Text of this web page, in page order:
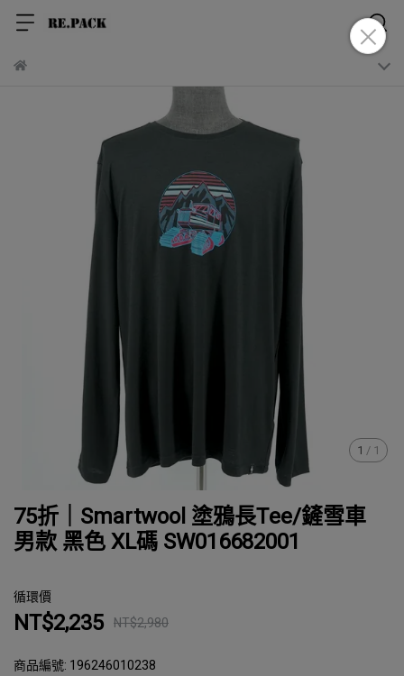
1 / 1
75折｜Smartwool 塗鴉長Tee/鏟雪車
男款 黑色 XL碼 SW016682001
循環價
NT$2,235 NT$2,980
商品編號: 196246010238